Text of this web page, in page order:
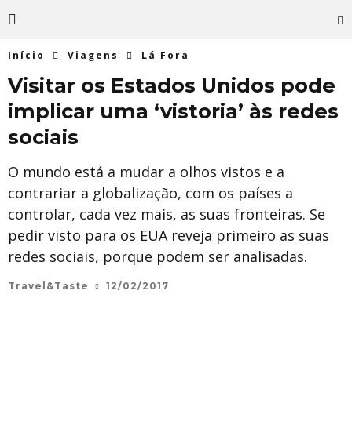
Início Viagens Lá Fora
Visitar os Estados Unidos pode
implicar uma ‘vistoria’ às redes
sociais
O mundo está a mudar a olhos vistos e a
contrariar a globalização, com os países a
controlar, cada vez mais, as suas fronteiras. Se
pedir visto para os EUA reveja primeiro as suas
redes sociais, porque podem ser analisadas.
Travel&Taste 12/02/2017